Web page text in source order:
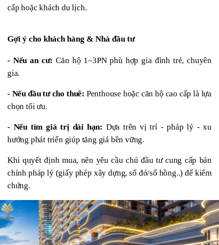
cấp hoặc khách du lịch.
Gợi ý cho khách hàng & Nhà đầu tư
- Nếu an cư: Căn hộ 1–3PN phù hợp gia đình trẻ, chuyên
gia.
- Nếu đầu tư cho thuê: Penthouse hoặc căn hộ cao cấp là lựa
chọn tối ưu.
- Nếu tìm giá trị dài hạn: Dựa trên vị trí - pháp lý - xu
hướng phát triển giúp tăng giá bền vững.
Khi quyết định mua, nên yêu cầu chủ đầu tư cung cấp bản
chính pháp lý (giấy phép xây dựng, sổ đỏ/sổ hồng..) để kiểm
chứng.